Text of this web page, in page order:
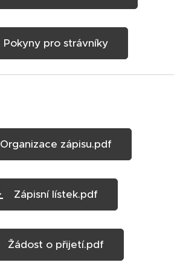
Pokyny pro strávníky
Organizace zápisu.pdf
Zápisní lístek.pdf
Žádost o přijetí.pdf